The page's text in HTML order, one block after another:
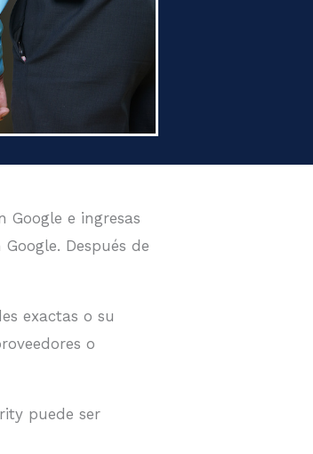
e ingresas
Después de
exactas o su
o
puede ser